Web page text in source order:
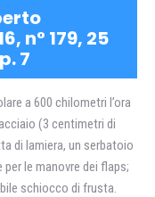
n° 179, 25
7
a 600 chilometri l’ora
(3 centimetri di
di lamiera, un serbatoio
le manovre dei flaps;
schiocco di frusta.